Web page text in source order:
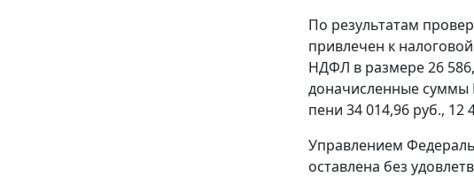
По результатам
привлечен к
НДФЛ в размере 26
доначисленные суммы
пени 34 014,96 руб., 12
Управлением
оставлена без